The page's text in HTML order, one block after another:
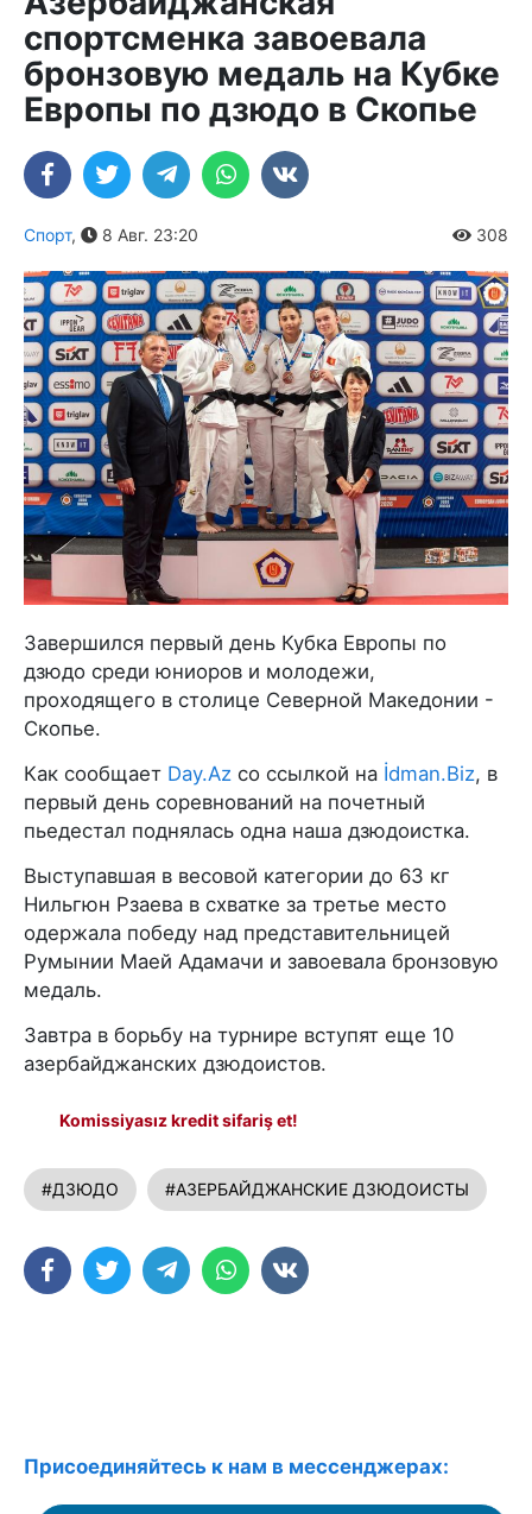
спортсменка завоевала
бронзовую медаль на Кубке
Европы по дзюдо в Скопье
Спорт, 8 Авг. 23:20 308
Завершился первый день Кубка Европы по
дзюдо среди юниоров и молодежи,
проходящего в столице Северной Македонии -
Скопье.
Как сообщает Day.Az со ссылкой на İdman.Biz, в
первый день соревнований на почетный
пьедестал поднялась одна наша дзюдоистка.
Выступавшая в весовой категории до 63 кг
Нильгюн Рзаева в схватке за третье место
одержала победу над представительницей
Румынии Маей Адамачи и завоевала бронзовую
медаль.
Завтра в борьбу на турнире вступят еще 10
азербайджанских дзюдоистов.
Komissiyasız kredit sifariş et!
#ДЗЮДО #АЗЕРБАЙДЖАНСКИЕ ДЗЮДОИСТЫ
Присоединяйтесь к нам в мессенджерах: